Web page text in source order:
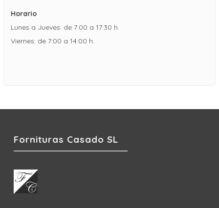
Horario
Lunes a Jueves: de 7:00 a 17:30 h.
Viernes: de 7:00 a 14:00 h.
Fornituras Casado SL